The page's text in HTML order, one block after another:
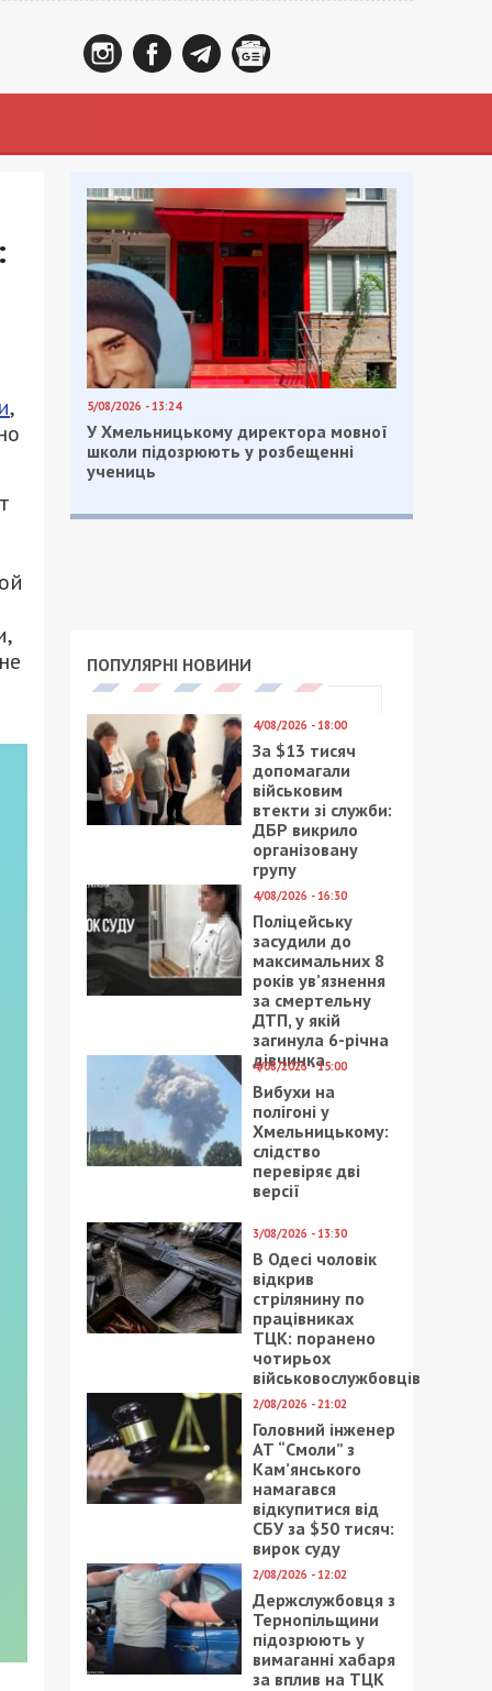
,
5/08/2026 - 13:24
У Хмельницькому директора мовної
школи підозрюють у розбещенні
учениць
ПОПУЛЯРНІ НОВИНИ
4/08/2026 - 18:00
За $13 тисяч
допомагали
військовим
втекти зі служби:
ДБР викрило
організовану
групу
4/08/2026 - 16:30
Поліцейську
засудили до
максимальних 8
років ув’язнення
за смертельну
ДТП, у якій
загинула 6-річна
дівчинка
4/08/2026 - 15:00
Вибухи на
полігоні у
Хмельницькому:
слідство
перевіряє дві
версії
3/08/2026 - 13:30
В Одесі чоловік
відкрив
стрілянину по
працівниках
ТЦК: поранено
чотирьох
військовослужбовців
2/08/2026 - 21:02
Головний інженер
АТ “Смоли” з
Кам’янського
намагався
відкупитися від
СБУ за $50 тисяч:
вирок суду
2/08/2026 - 12:02
Держслужбовця з
Тернопільщини
підозрюють у
вимаганні хабаря
за вплив на ТЦК